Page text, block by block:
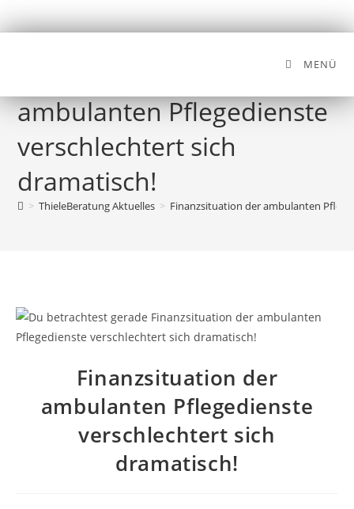
MENÜ
ambulanten Pflegedienste
verschlechtert sich
dramatisch!
> ThieleBeratung Aktuelles > Finanzsituation der ambulanten
Finanzsituation der
ambulanten Pflegedienste
verschlechtert sich
dramatisch!